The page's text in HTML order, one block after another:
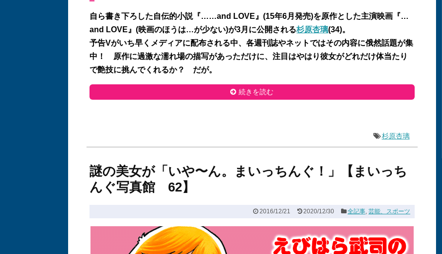
自ら書き下ろした自伝的小説『……and LOVE』(15年6月発売)を原作とした主演映画『…
and LOVE』(映画のほうは…が少ない)が3月に公開される杉原杏璃(34)。
予告Vがいち早くメディアに配布される中、各週刊誌やネットではその内容に俄然話題が集
中！ 原作に過激な濡れ場の描写があっただけに、注目はやはり彼女がどれだけ体当たり
で艶技に挑んでくれるか？ だが。
続きを読む
杉原杏璃
謎の美女が「いや〜ん。まいっちんぐ！」【まいっち
んぐ写真館 62】
2016/12/21 2020/12/30 全記事 ,芸能、スポーツ